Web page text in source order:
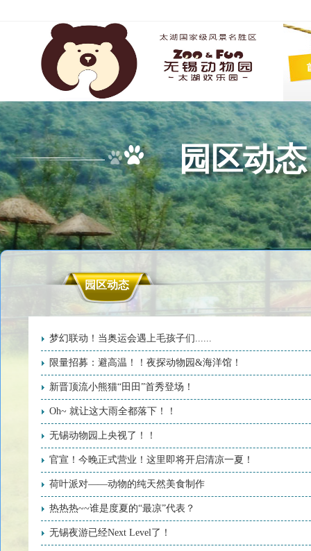
园区动态
园区动态
梦幻联动！当奥运会遇上毛孩子们......
限量招募：避高温！！夜探动物园&海洋馆！
新晋顶流小熊猫“田田”首秀登场！
Oh~ 就让这大雨全都落下！！
无锡动物园上央视了！！
官宣！今晚正式营业！这里即将开启清凉一夏！
荷叶派对——动物的纯天然美食制作
热热热~~谁是度夏的“最凉”代表？
无锡夜游已经Next Level了！